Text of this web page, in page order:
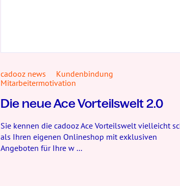
cadooz news
Kundenbindung
Mitarbeitermotivation
Die neue Ace Vorteilswelt 2.0
Sie kennen die cadooz Ace Vorteilswelt vielleicht
als Ihren eigenen Onlineshop mit exklusiven
Angeboten für Ihre w ...